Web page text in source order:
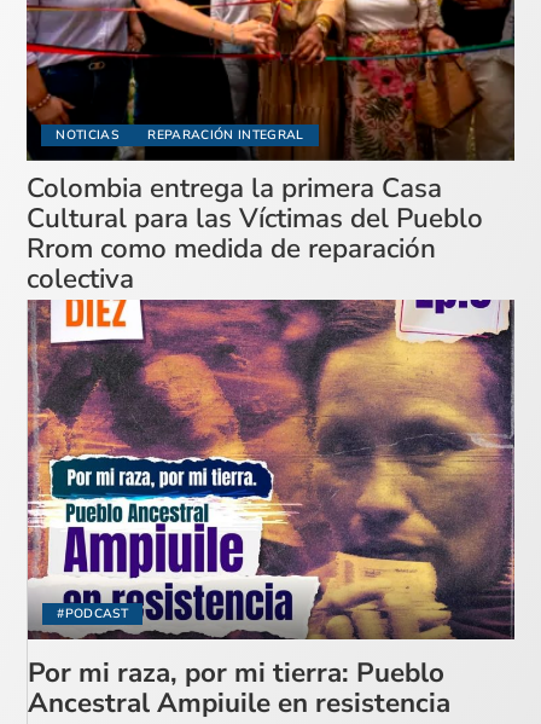
NOTICIAS REPARACIÓN INTEGRAL
Colombia entrega la primera Casa
Cultural para las Víctimas del Pueblo
Rrom como medida de reparación
colectiva
#PODCAST
Por mi raza, por mi tierra: Pueblo
Ancestral Ampiuile en resistencia